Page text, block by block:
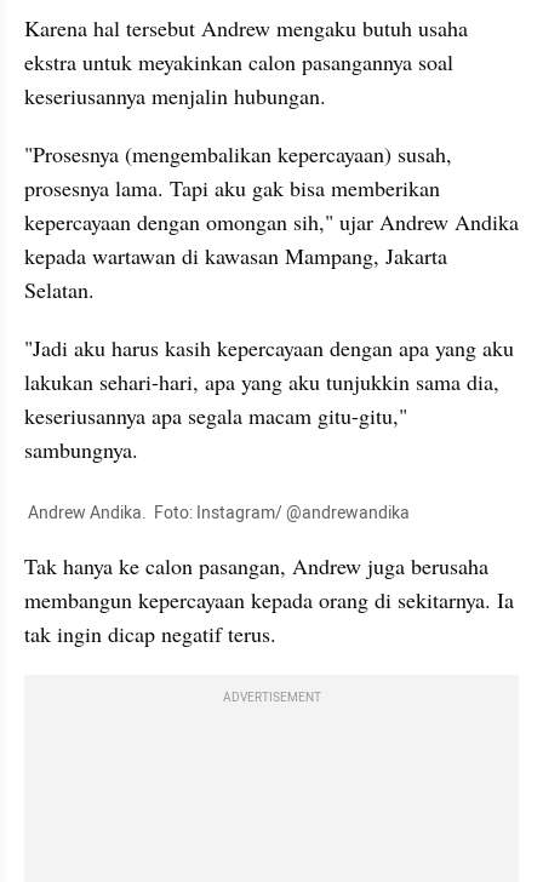
Karena hal tersebut Andrew mengaku butuh usaha
ekstra untuk meyakinkan calon pasangannya soal
keseriusannya menjalin hubungan.
"Prosesnya (mengembalikan kepercayaan) susah,
prosesnya lama. Tapi aku gak bisa memberikan
kepercayaan dengan omongan sih," ujar Andrew Andika
kepada wartawan di kawasan Mampang, Jakarta
Selatan.
"Jadi aku harus kasih kepercayaan dengan apa yang aku
lakukan sehari-hari, apa yang aku tunjukkin sama dia,
keseriusannya apa segala macam gitu-gitu,"
sambungnya.
Andrew Andika.  Foto: Instagram/ @andrewandika
Tak hanya ke calon pasangan, Andrew juga berusaha
membangun kepercayaan kepada orang di sekitarnya. Ia
tak ingin dicap negatif terus.
ADVERTISEMENT